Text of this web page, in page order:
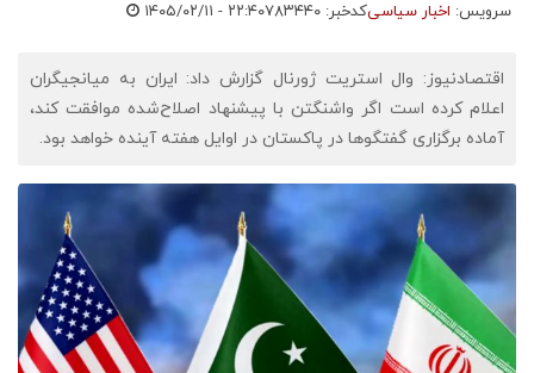
سرویس: اخبار سیاسیکدخبر: ۷۸۳۴۴۰ ۱۴۰۵/۰۲/۱۱ - ۲۲:۴۰
اقتصادنیوز: وال استریت ژورنال گزارش داد: ایران به میانجیگران
اعلام کرده است اگر واشنگتن با پیشنهاد اصلاح‌شده موافقت کند،
آماده برگزاری گفتگوها در پاکستان در اوایل هفته آینده خواهد بود.